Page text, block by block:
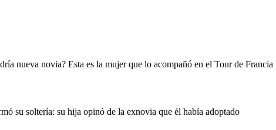
nueva novia? Esta es la mujer que lo acompañó en el Tour de Francia
su soltería: su hija opinó de la exnovia que él había adoptado